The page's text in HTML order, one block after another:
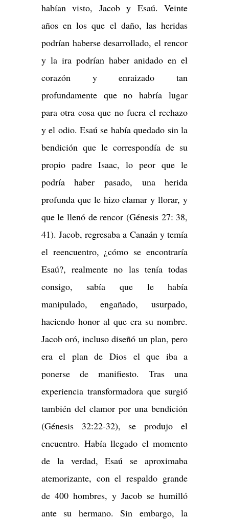
habían visto, Jacob y Esaú. Veinte
años en los que el daño, las heridas
podrían haberse desarrollado, el rencor
y la ira podrían haber anidado en el
corazón y enraizado tan
profundamente que no habría lugar
para otra cosa que no fuera el rechazo
y el odio. Esaú se había quedado sin la
bendición que le correspondía de su
propio padre Isaac, lo peor que le
podría haber pasado, una herida
profunda que le hizo clamar y llorar, y
que le llenó de rencor (Génesis 27: 38,
41). Jacob, regresaba a Canaán y temía
el reencuentro, ¿cómo se encontraría
Esaú?, realmente no las tenía todas
consigo, sabía que le había
manipulado, engañado, usurpado,
haciendo honor al que era su nombre.
Jacob oró, incluso diseñó un plan, pero
era el plan de Dios el que iba a
ponerse de manifiesto. Tras una
experiencia transformadora que surgió
también del clamor por una bendición
(Génesis 32:22-32), se produjo el
encuentro. Había llegado el momento
de la verdad, Esaú se aproximaba
atemorizante, con el respaldo grande
de 400 hombres, y Jacob se humilló
ante su hermano. Sin embargo, la